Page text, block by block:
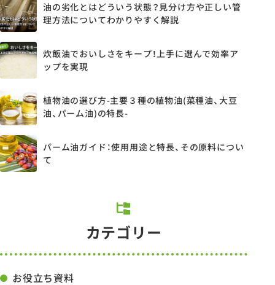
油の劣化とはどういう状態？見分け方や正しい管
理方法についてわかりやすく解説
炊飯油でおいしさをキープ！上手に選んで効率ア
ップを実現
植物油の選び方-主要３種の植物油(菜種油、大豆
油、パーム油)の特長-
パーム油ガイド：使用用途と特長、その原料につい
て
カテゴリー
お役立ち資料